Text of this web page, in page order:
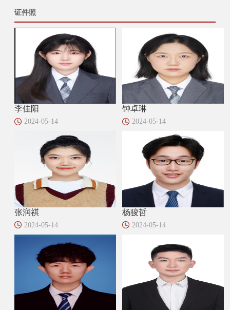
证件照
李佳阳
2024-05-14
钟卓琳
2024-05-14
张润祺
2024-05-14
杨骏哲
2024-05-14